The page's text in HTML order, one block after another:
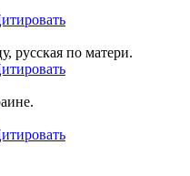
русская по матери.